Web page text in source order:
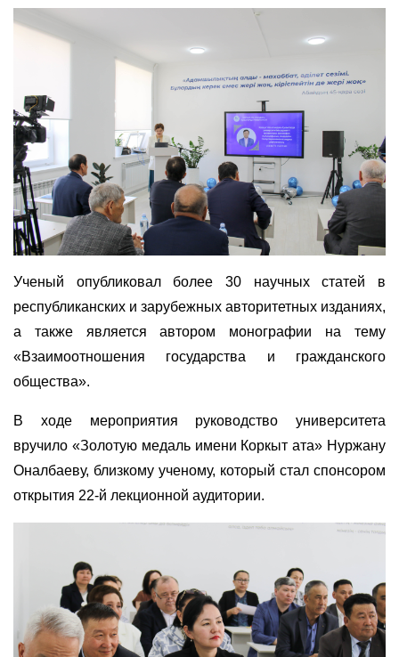
Ученый опубликовал более 30 научных статей в
республиканских и зарубежных авторитетных изданиях,
а также является автором монографии на тему
«Взаимоотношения государства и гражданского
общества».
В ходе мероприятия руководство университета
вручило «Золотую медаль имени Коркыт ата» Нуржану
Оналбаеву, близкому ученому, который стал спонсором
открытия 22-й лекционной аудитории.